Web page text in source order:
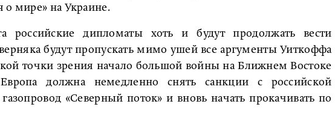
о мире» на Украине.
российские дипломаты хоть и будут продолжать вести
будут пропускать мимо ушей все аргументы Уиткоффа
точки зрения начало большой войны на Ближнем Востоке
должна немедленно снять санкции с российской
газопровод «Северный поток» и вновь начать прокачивать по